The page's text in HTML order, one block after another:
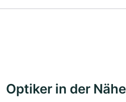
Optiker in der Nähe